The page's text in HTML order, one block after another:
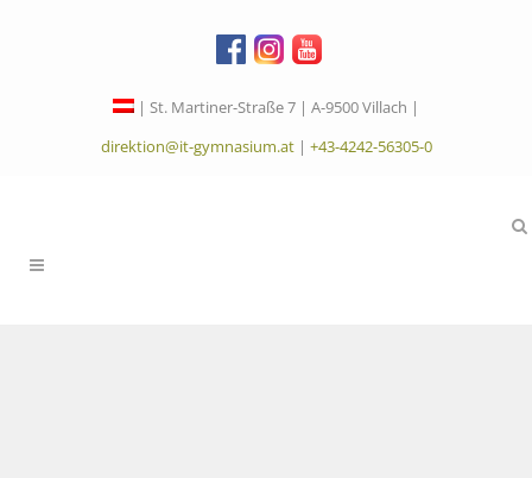
| St. Martiner-Straße 7 | A-9500 Villach |
direktion@it-gymnasium.at| +43-4242-56305-0